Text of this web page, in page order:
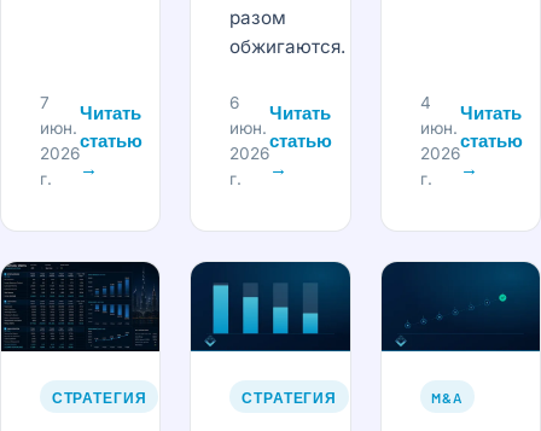
7
июн.
2026
г.
Читать
статью
→
разом
обжигаются.
6
июн.
2026
г.
Читать
статью
→
4
июн.
2026
г.
Читать
статью
→
СТРАТЕГИЯ СТРАТЕГИЯ M&A